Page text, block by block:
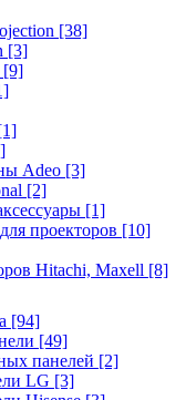
[38]
[3]
[9]
Adeo [3]
[2]
[1]
проекторов [10]
Hitachi, Maxell [8]
[94]
[49]
панелей [2]
LG [3]